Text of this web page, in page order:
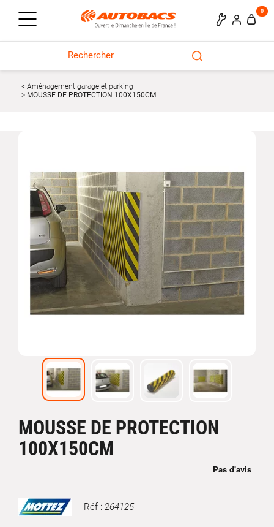
0
Aménagement garage et parking
MOUSSE DE PROTECTION 100X150CM
MOUSSE DE PROTECTION
100X150CM
Marque Réf : 264125